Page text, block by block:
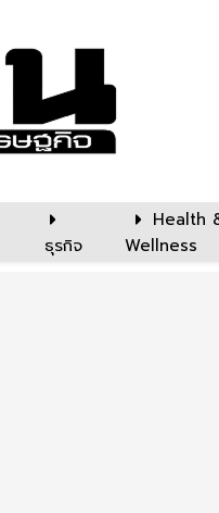
ธุรกิจ
Health
Wellness